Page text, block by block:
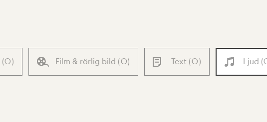
(0) Film & rörlig bild (0) Text (0) Ljud (